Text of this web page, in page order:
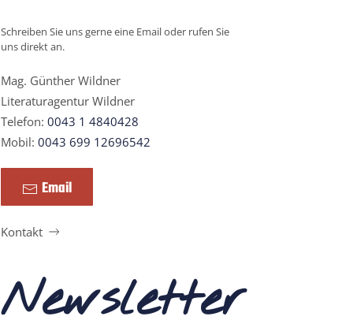
Schreiben Sie uns gerne eine Email oder rufen Sie
uns direkt an.
Mag. Günther Wildner
Literaturagentur Wildner
Telefon: 0043 1 4840428
Mobil: 0043 699 12696542
Email
Kontakt
Newsletter